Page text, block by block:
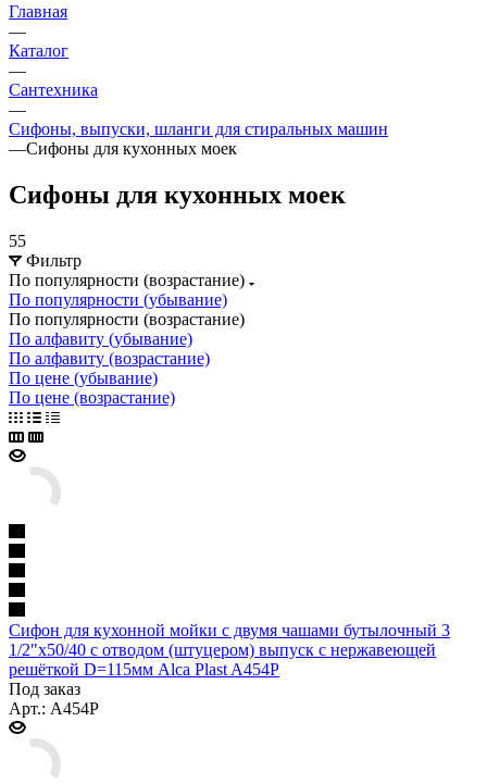
Главная
—
Каталог
—
Сантехника
—
Сифоны, выпуски, шланги для стиральных машин
—Сифоны для кухонных моек
Сифоны для кухонных моек
55
Фильтр
По популярности (возрастание)
По популярности (убывание)
По популярности (возрастание)
По алфавиту (убывание)
По алфавиту (возрастание)
По цене (убывание)
По цене (возрастание)
Сифон для кухонной мойки с двумя чашами бутылочный 3
1/2"x50/40 с отводом (штуцером) выпуск с нержавеющей
решёткой D=115мм Alca Plast A454P
Под заказ
Арт.: A454P